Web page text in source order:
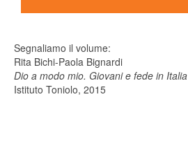
Segnaliamo il volume:
Rita Bichi-Paola Bignardi
Dio a modo mio. Giovani e fede in Italia
Istituto Toniolo, 2015